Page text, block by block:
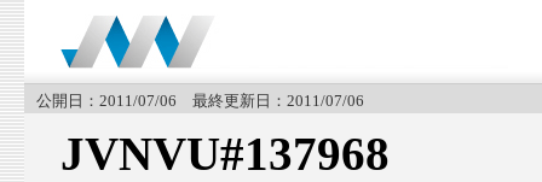
公開日：2011/07/06 最終更新日：2011/07/06
JVNVU#137968